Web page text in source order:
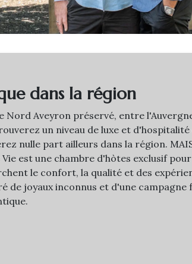
dans la région
Nord Aveyron préservé, entre
un niveau de luxe et d'hospitalité
nulle part ailleurs dans la région.
Vie est une chambre d'hòtes exclusif
le confort, la qualité et des
de joyaux inconnus et d'une campagne